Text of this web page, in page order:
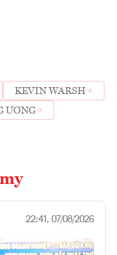
KEVIN WARSH
ƯƠNG
22:41, 07/08/2026